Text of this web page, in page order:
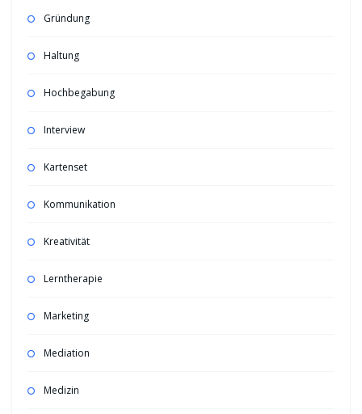
Gründung
Haltung
Hochbegabung
Interview
Kartenset
Kommunikation
Kreativität
Lerntherapie
Marketing
Mediation
Medizin